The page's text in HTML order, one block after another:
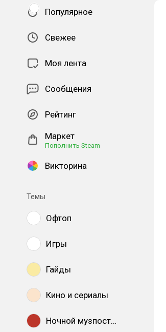
Популярное
Свежее
Моя лента
Сообщения
Рейтинг
Маркет
Пополнить Steam
Викторина
Темы
Офтоп
Игры
Гайды
Кино и сериалы
Ночной музпостинг